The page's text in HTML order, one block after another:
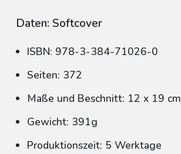
Daten: Softcover
ISBN: 978-3-384-71026-0
Seiten: 372
Maße und Beschnitt: 12 x 19 cm
Gewicht: 391g
Produktionszeit: 5 Werktage